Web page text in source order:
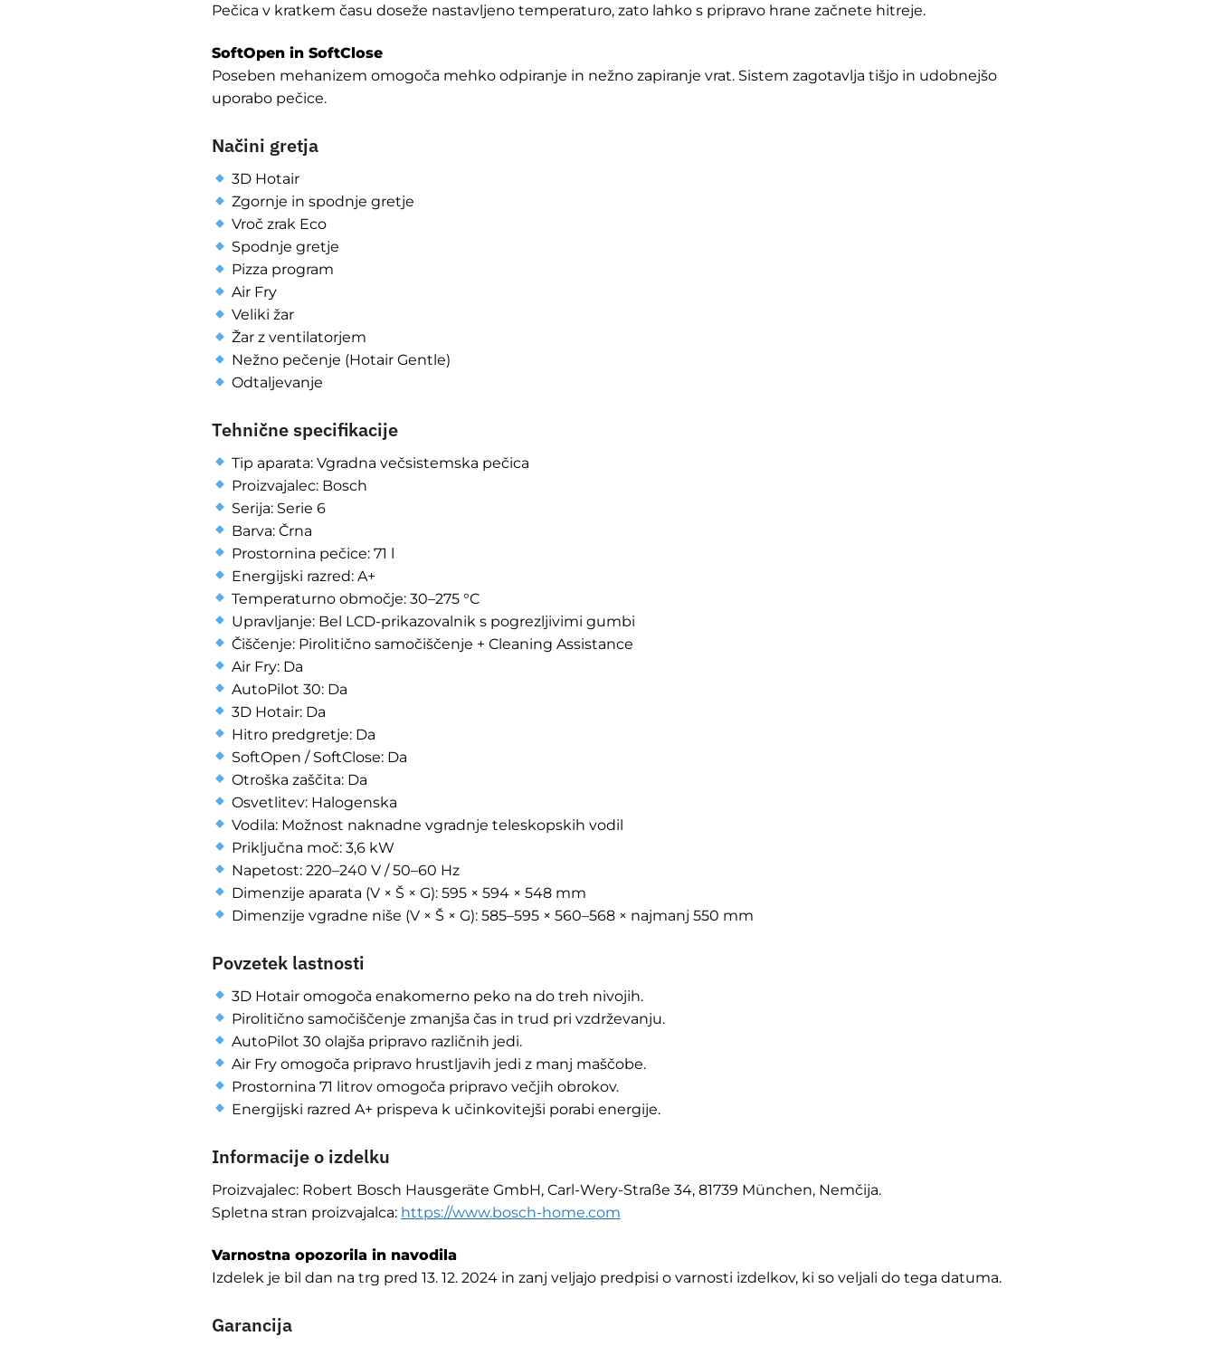
Pečica v kratkem času doseže nastavljeno temperaturo, zato lahko s pripravo hrane začnete hitreje.
SoftOpen in SoftClose
Poseben mehanizem omogoča mehko odpiranje in nežno zapiranje vrat. Sistem zagotavlja tišjo in udobnejšo
uporabo pečice.
Načini gretja
3D Hotair
Zgornje in spodnje gretje
Vroč zrak Eco
Spodnje gretje
Pizza program
Air Fry
Veliki žar
Žar z ventilatorjem
Nežno pečenje (Hotair Gentle)
Odtaljevanje
Tehnične specifikacije
Tip aparata: Vgradna večsistemska pečica
Proizvajalec: Bosch
Serija: Serie 6
Barva: Črna
Prostornina pečice: 71 l
Energijski razred: A+
Temperaturno območje: 30–275 °C
Upravljanje: Bel LCD-prikazovalnik s pogrezljivimi gumbi
Čiščenje: Pirolitično samočiščenje + Cleaning Assistance
Air Fry: Da
AutoPilot 30: Da
3D Hotair: Da
Hitro predgretje: Da
SoftOpen / SoftClose: Da
Otroška zaščita: Da
Osvetlitev: Halogenska
Vodila: Možnost naknadne vgradnje teleskopskih vodil
Priključna moč: 3,6 kW
Napetost: 220–240 V / 50–60 Hz
Dimenzije aparata (V × Š × G): 595 × 594 × 548 mm
Dimenzije vgradne niše (V × Š × G): 585–595 × 560–568 × najmanj 550 mm
Povzetek lastnosti
3D Hotair omogoča enakomerno peko na do treh nivojih.
Pirolitično samočiščenje zmanjša čas in trud pri vzdrževanju.
AutoPilot 30 olajša pripravo različnih jedi.
Air Fry omogoča pripravo hrustljavih jedi z manj maščobe.
Prostornina 71 litrov omogoča pripravo večjih obrokov.
Energijski razred A+ prispeva k učinkovitejši porabi energije.
Informacije o izdelku
Proizvajalec: Robert Bosch Hausgeräte GmbH, Carl-Wery-Straße 34, 81739 München, Nemčija.
Spletna stran proizvajalca: https://www.bosch-home.com
Varnostna opozorila in navodila
Izdelek je bil dan na trg pred 13. 12. 2024 in zanj veljajo predpisi o varnosti izdelkov, ki so veljali do tega datuma.
Garancija